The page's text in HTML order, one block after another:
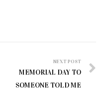
NEXT POST
MEMORIAL DAY TO
SOMEONE TOLD ME